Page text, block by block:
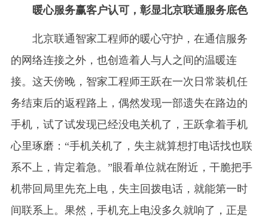
暖心服务赢客户认可，彰显北京联通服务底色
北京联通智家工程师的暖心守护，在通信服务
的网络连接之外，也创造着人与人之间的温暖连
接。这天傍晚，智家工程师王跃在一次日常装机任
务结束后的返程路上，偶然发现一部遗失在路边的
手机，试了试发现已经没电关机了，王跃拿着手机
心里琢磨：“手机关机了，失主就算想打电话找也联
系不上，肯定着急。”眼看单位就在附近，干脆把手
机带回局里先充上电，失主回拨电话，就能第一时
间联系上。果然，手机充上电没多久就响了，正是